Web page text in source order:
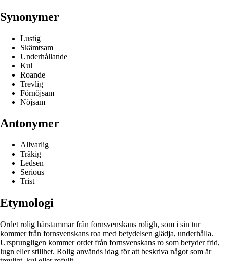
Synonymer
Lustig
Skämtsam
Underhållande
Kul
Roande
Trevlig
Förnöjsam
Nöjsam
Antonymer
Allvarlig
Tråkig
Ledsen
Serious
Trist
Etymologi
Ordet rolig härstammar från fornsvenskans roligh, som i sin tur
kommer från fornsvenskans roa med betydelsen glädja, underhålla.
Ursprungligen kommer ordet från fornsvenskans ro som betyder frid,
lugn eller stillhet. Rolig används idag för att beskriva något som är